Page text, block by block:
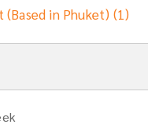
in Phuket) (1)